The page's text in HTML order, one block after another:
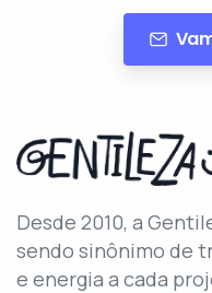
Desde 2010, a
sendo sinônimo de
e energia a cada